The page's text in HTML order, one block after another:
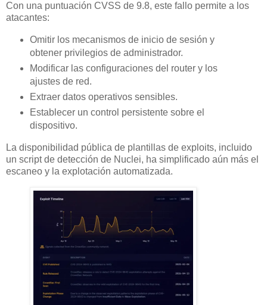
Con una puntuación CVSS de 9.8, este fallo permite a los
atacantes:
Omitir los mecanismos de inicio de sesión y
obtener privilegios de administrador.
Modificar las configuraciones del router y los
ajustes de red.
Extraer datos operativos sensibles.
Establecer un control persistente sobre el
dispositivo.
La disponibilidad pública de plantillas de exploits, incluido
un script de detección de Nuclei, ha simplificado aún más el
escaneo y la explotación automatizada.